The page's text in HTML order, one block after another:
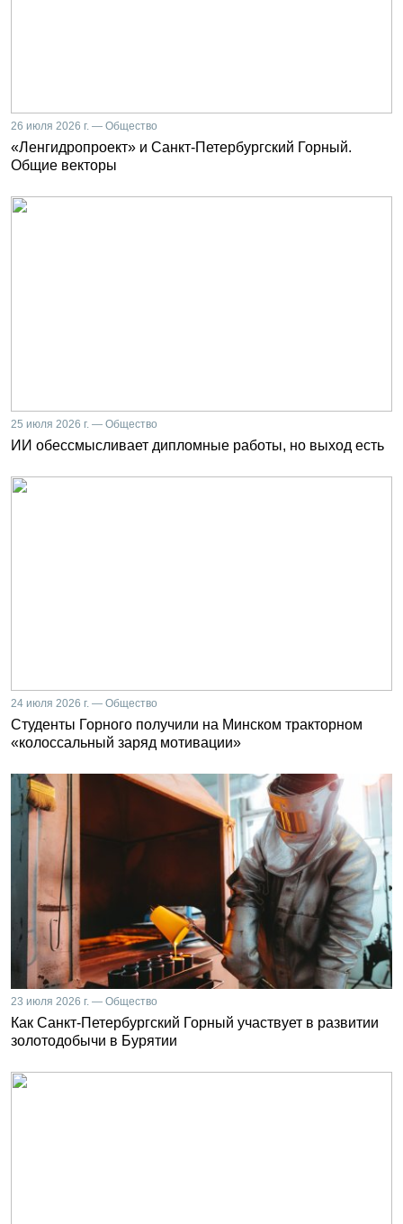
26 июля 2026 г. — Общество
«Ленгидропроект» и Санкт-Петербургский Горный.
Общие векторы
25 июля 2026 г. — Общество
ИИ обессмысливает дипломные работы, но выход есть
24 июля 2026 г. — Общество
Студенты Горного получили на Минском тракторном
«колоссальный заряд мотивации»
23 июля 2026 г. — Общество
Как Санкт-Петербургский Горный участвует в развитии
золотодобычи в Бурятии